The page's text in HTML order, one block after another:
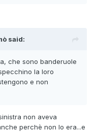
said:
che sono banderuole
la loro
e non
non aveva
perchè non lo era...e